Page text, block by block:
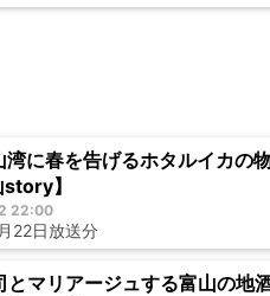
に春を告げるホタルイカの
】
22:00
22日放送分
マリアージュする富山の地